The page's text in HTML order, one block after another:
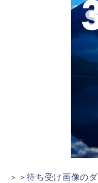
＞＞待ち受け画像の